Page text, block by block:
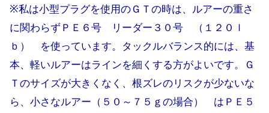
※私は小型プラグを使用のＧＴの時は、ルアーの重さ
に関わらずＰＥ６号 リーダー３０号 （１２０ｌ
ｂ） を使っています。タックルバランス的には、基
本、軽いルアーはラインを細くする方がよいです。Ｇ
Ｔのサイズが大きくなく、根ズレのリスクが少ないな
ら、小さなルアー（５０～７５ｇの場合） はＰＥ５